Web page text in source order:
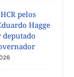
pelos
Hagge